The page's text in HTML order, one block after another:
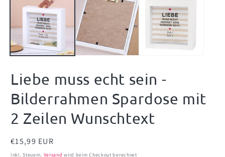
Modal
öffnen
Liebe muss echt sein -
Bilderrahmen Spardose mit
2 Zeilen Wunschtext
Normaler
Preis
€15,99 EUR
Inkl. Steuern. Versand wird beim Checkout berechnet